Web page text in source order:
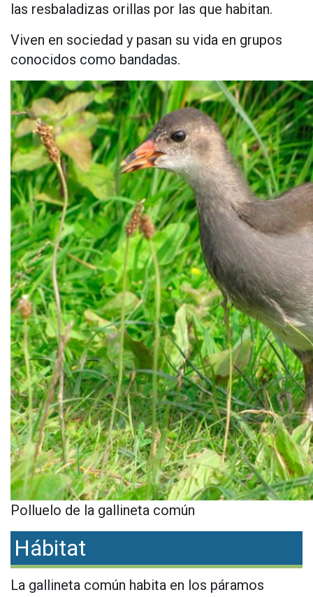
las resbaladizas orillas por las que habitan.
Viven en sociedad y pasan su vida en grupos
conocidos como bandadas.
Polluelo de la gallineta común
Hábitat
La gallineta común habita en los páramos